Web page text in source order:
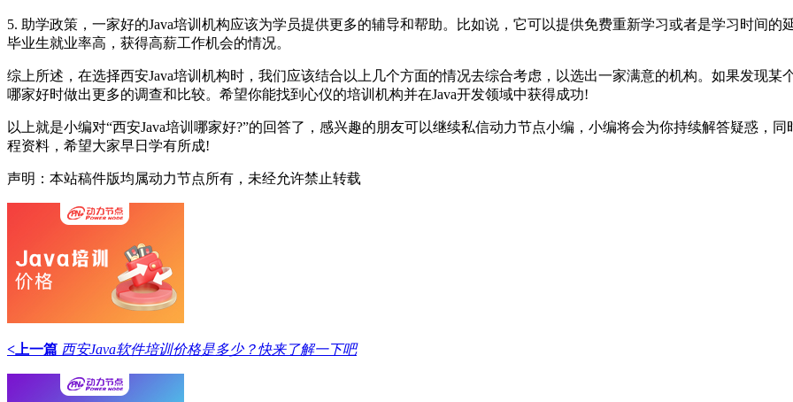
5. 助学政策，一家好的Java培训机构应该为学员提供更多的辅导和帮助。比如说，它可以提供免费重新学习或者是学习时间
毕业生就业率高，获得高薪工作机会的情况。
综上所述，在选择西安Java培训机构时，我们应该结合以上几个方面的情况去综合考虑，以选出一家满意的机构。如果发现某
哪家好时做出更多的调查和比较。希望你能找到心仪的培训机构并在Java开发领域中获得成功!
以上就是小编对“西安Java培训哪家好?”的回答了，感兴趣的朋友可以继续私信动力节点小编，小编将会为你持续解答疑惑，
程资料，希望大家早日学有所成!
声明：本站稿件版均属动力节点所有，未经允许禁止转载
<上一篇 西安Java软件培训价格是多少？快来了解一下吧